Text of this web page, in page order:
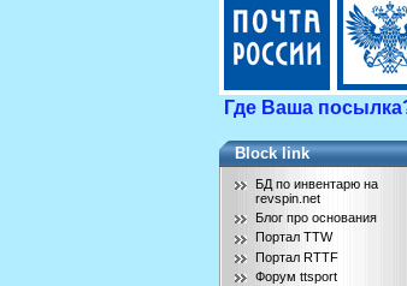
Где Ваша
Block link
БД по инвентарю на
revspin.net
Блог про основания
Портал TTW
Портал RTTF
Форум ttsport